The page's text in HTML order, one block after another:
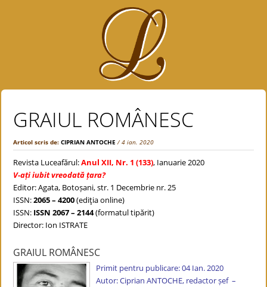
GRAIUL ROMÂNESC
Articol scris de:CIPRIAN ANTOCHE / 4 ian. 2020
Revista Luceafărul:Anul XII, Nr. 1 (133), Ianuarie 2020
V-ați iubit vreodată țara?
Editor: Agata, Botoșani, str. 1 Decembrie nr. 25
ISSN:2065 – 4200(ediţia online)
ISSN: ISSN 2067 – 2144(formatul tipărit)
Director: Ion ISTRATE
GRAIUL ROMÂNESC
Primit pentru publicare: 04 Ian. 2020
Autor: Ciprian ANTOCHE, redactor șef –